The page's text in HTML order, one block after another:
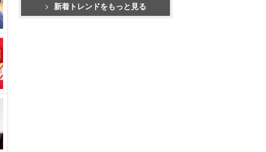
新着トレンドをもっと見る